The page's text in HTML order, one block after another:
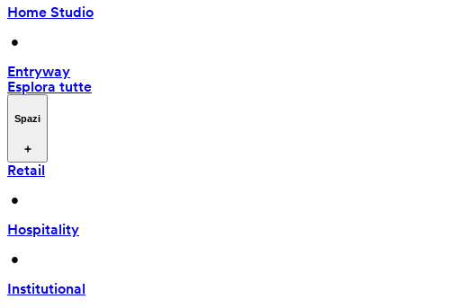
Home Studio
•
Entryway
Esplora tutte
Spazi
Retail
•
Hospitality
•
Institutional